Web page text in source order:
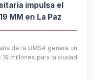
impulsa el
MM en La Paz
de la UMSA genera un
millones para la ciudad